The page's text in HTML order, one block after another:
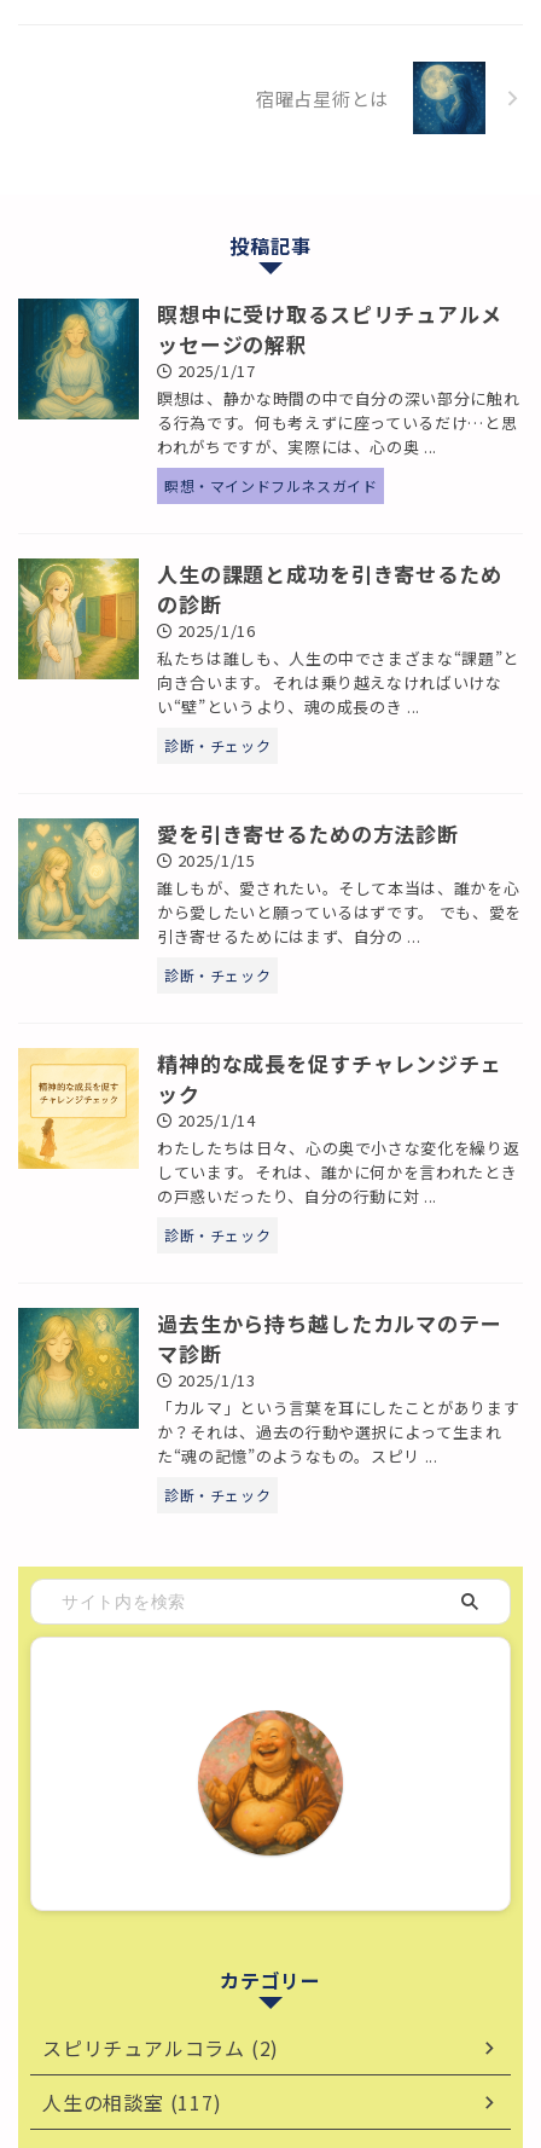
宿曜占星術とは
投稿記事
瞑想中に受け取るスピリチュアルメ
ッセージの解釈
2025/1/17
瞑想は、静かな時間の中で自分の深い部分に触れ
る行為です。何も考えずに座っているだけ…と思
われがちですが、実際には、心の奥 ...
瞑想・マインドフルネスガイド
人生の課題と成功を引き寄せるため
の診断
2025/1/16
私たちは誰しも、人生の中でさまざまな“課題”と
向き合います。それは乗り越えなければいけな
い“壁”というより、魂の成長のき ...
診断・チェック
愛を引き寄せるための方法診断
2025/1/15
誰しもが、愛されたい。そして本当は、誰かを心
から愛したいと願っているはずです。 でも、愛を
引き寄せるためにはまず、自分の ...
診断・チェック
精神的な成長を促すチャレンジチェ
ック
2025/1/14
わたしたちは日々、心の奥で小さな変化を繰り返
しています。それは、誰かに何かを言われたとき
の戸惑いだったり、自分の行動に対 ...
診断・チェック
過去生から持ち越したカルマのテー
マ診断
2025/1/13
「カルマ」という言葉を耳にしたことがあります
か？それは、過去の行動や選択によって生まれ
た“魂の記憶”のようなもの。スピリ ...
診断・チェック
カテゴリー
スピリチュアルコラム (2)
人生の相談室 (117)